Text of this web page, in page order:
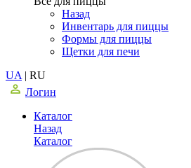
Назад
Инвентарь для пиццы
Формы для пиццы
Щетки для печи
UA | RU
Логин
Каталог
Назад
Каталог